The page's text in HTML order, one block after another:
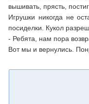
вышивать, прясть,
Игрушки никогда не
посиделки. Кукол
- Ребята, нам пора
Вот мы и вернулись.